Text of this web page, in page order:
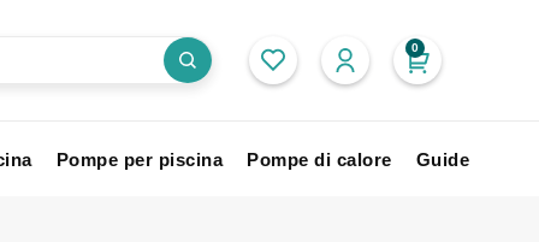
0
Pompe per piscina Pompe di calore Guide